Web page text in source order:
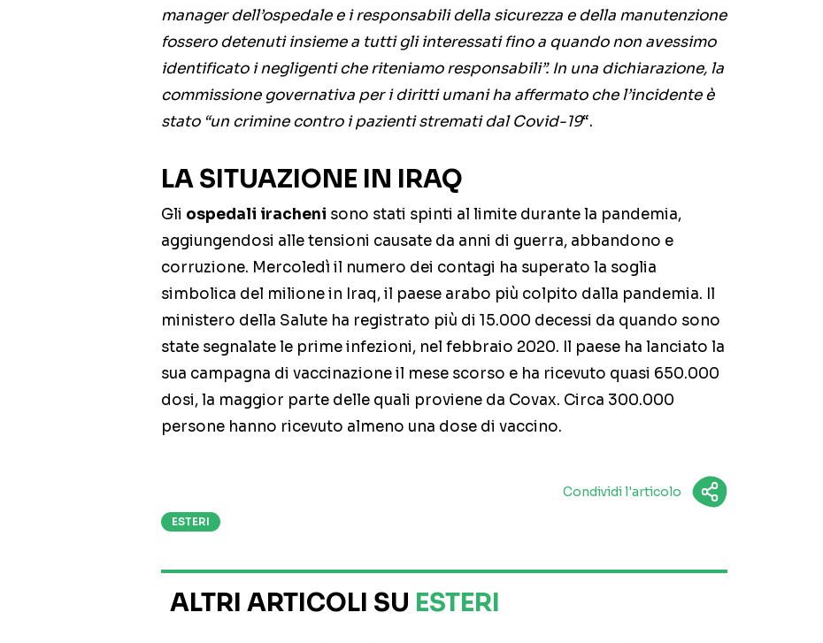
manager dell’ospedale e i responsabili della sicurezza e della manutenzione
fossero detenuti insieme a tutti gli interessati fino a quando non avessimo
identificato i negligenti che riteniamo responsabili”. In una dichiarazione, la
commissione governativa per i diritti umani ha affermato che l’incidente è
stato “un crimine contro i pazienti stremati dal Covid-19“.
LA SITUAZIONE IN IRAQ
Gli ospedali iracheni sono stati spinti al limite durante la pandemia,
aggiungendosi alle tensioni causate da anni di guerra, abbandono e
corruzione. Mercoledì il numero dei contagi ha superato la soglia
simbolica del milione in Iraq, il paese arabo più colpito dalla pandemia. Il
ministero della Salute ha registrato più di 15.000 decessi da quando sono
state segnalate le prime infezioni, nel febbraio 2020. Il paese ha lanciato la
sua campagna di vaccinazione il mese scorso e ha ricevuto quasi 650.000
dosi, la maggior parte delle quali proviene da Covax. Circa 300.000
persone hanno ricevuto almeno una dose di vaccino.
Condividi l'articolo
ESTERI
ALTRI ARTICOLI SU ESTERI